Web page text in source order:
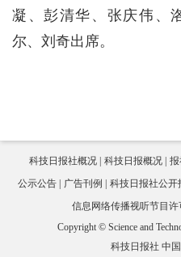
凝、彭清华、张庆伟、
尔、刘奇出席。
科技日报社概况 科技日报概况 报
公示公告
广告刊例 科技日报社公开
信息网络传播视听节目许
Copyright © Science and
科技日报社 中